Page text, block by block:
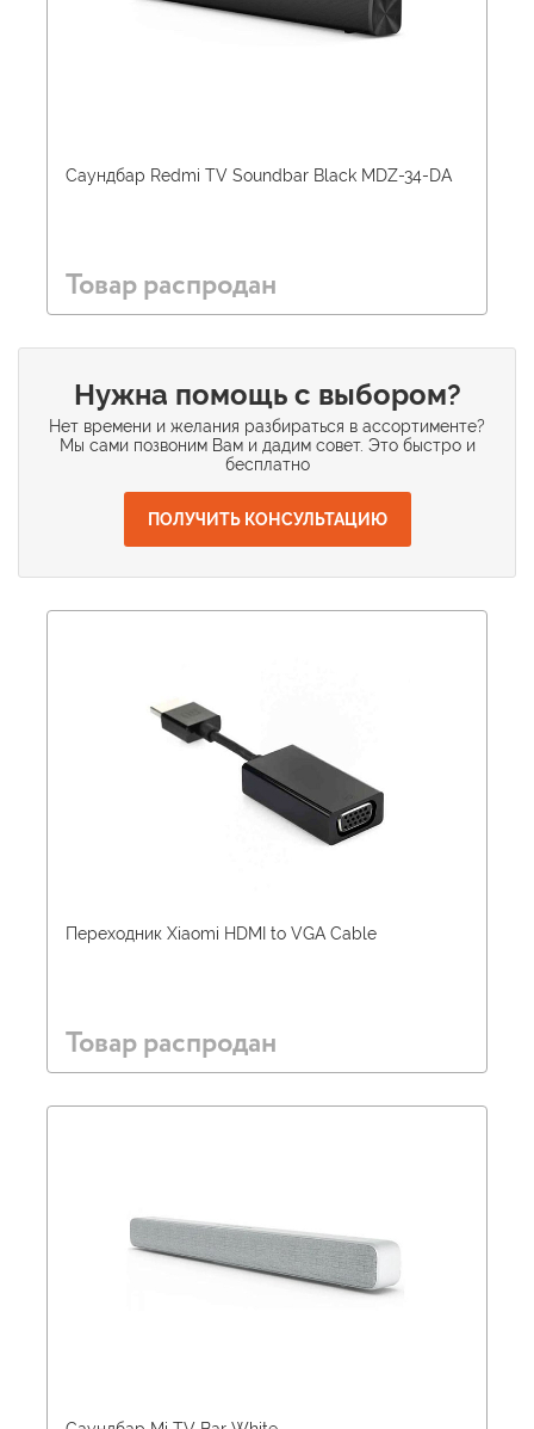
Саундбар Redmi TV Soundbar Black MDZ-34-DA
Товар распродан
Нужна помощь с выбором?
Нет времени и желания разбираться в ассортименте?
Мы сами позвоним Вам и дадим совет. Это быстро и
бесплатно
ПОЛУЧИТЬ КОНСУЛЬТАЦИЮ
Переходник Xiaomi HDMI to VGA Cable
Товар распродан